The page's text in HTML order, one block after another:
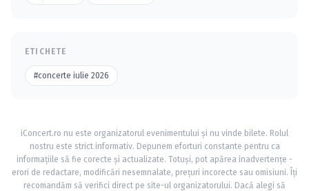
ETICHETE
#concerte iulie 2026
iConcert.ro nu este organizatorul evenimentului și nu vinde bilete. Rolul
nostru este strict informativ. Depunem eforturi constante pentru ca
informațiile să fie corecte și actualizate. Totuși, pot apărea inadvertențe -
erori de redactare, modificări nesemnalate, prețuri incorecte sau omisiuni. Îți
recomandăm să verifici direct pe site-ul organizatorului. Dacă alegi să